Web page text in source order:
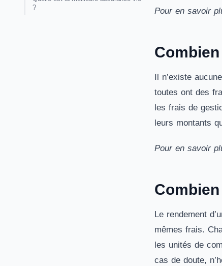
?
Pour en savoir
Il n’existe
toutes ont des
les frais de
leurs montants
Pour en savoir
Le rendement
mêmes frais.
les unités de
cas de doute,